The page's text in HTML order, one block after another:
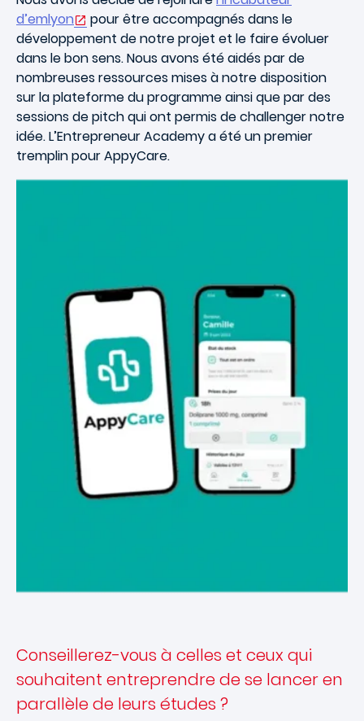
d’emlyon
pour être accompagnés dans le
développement de notre projet et le faire évoluer
dans le bon sens. Nous avons été aidés par de
nombreuses ressources mises à notre disposition
sur la plateforme du programme ainsi que par des
sessions de pitch qui ont permis de challenger notre
idée. L’Entrepreneur Academy a été un premier
tremplin pour AppyCare.
Conseillerez-vous à celles et ceux qui
souhaitent entreprendre de se lancer en
parallèle de leurs études ?